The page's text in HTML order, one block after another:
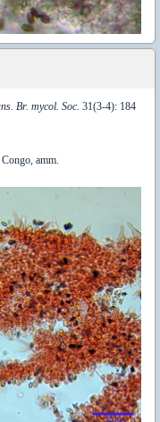
Br. mycol. Soc. 31(3-4): 184
amm.